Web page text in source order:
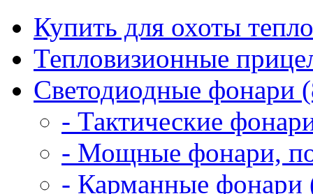
Купить для охоты
Тепловизионные
Светодиодные фонари
- Тактические
- Мощные фонари,
- Карманные фонари